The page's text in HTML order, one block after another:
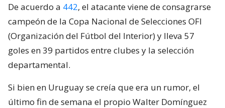
De acuerdo a 442, el atacante viene de consagrarse
campeón de la Copa Nacional de Selecciones OFI
(Organización del Fútbol del Interior) y lleva 57
goles en 39 partidos entre clubes y la selección
departamental.
Si bien en Uruguay se creía que era un rumor, el
último fin de semana el propio Walter Domínguez